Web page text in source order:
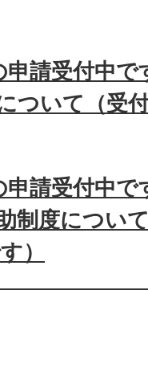
申請受付中
ついて（受
申請受付中
制度につい
）